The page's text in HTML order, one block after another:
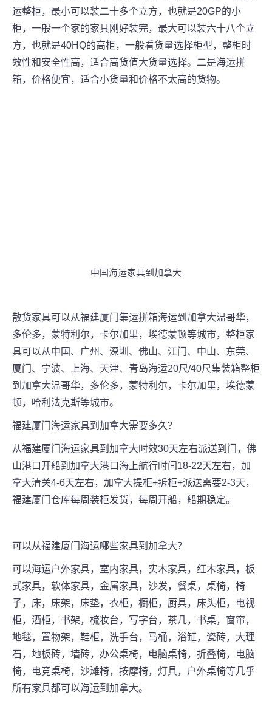
运整柜，最小可以装二十多个立方，也就是20GP的小
柜，一般一个家的家具刚好装完，最大可以装六十八个立
方，也就是40HQ的高柜，一般看货量选择柜型，整柜时
效性和安全性高，适合高货值大货量选择。二是海运拼
箱，价格便宜，适合小货量和价格不太高的货物。
中国海运家具到加拿大
散货家具可以从福建厦门 集运拼箱海运到加拿大温哥华，
多伦多，蒙特利尔，卡尔加里，埃德蒙顿等城市，整柜家
具可以从中国、广州、深圳、佛山、江门、中山、东莞、
厦门、宁波、上海、天津、青岛海运20尺/40尺集装箱整柜
到加拿大温哥华，多伦多，蒙特利尔，卡尔加里，埃德蒙
顿，哈利法克斯等城市。
福建厦门 海运家具到加拿大需要多久？
从福建厦门 海运家具到加拿大时效30天左右派送到门， 佛
山港口开船到加拿大港口海上航行时间18-22天左右，加
拿大清关4-6天左右，加拿大提柜+拆柜+派送需要2-3天，
福建厦门 仓库每周装柜发货，每周开船，船期稳定。
可以从福建厦门 海运哪些家具到加拿大？
可以海运户外家具，室内家具，实木家具，红木家具，板
式家具，软体家具，金属家具，沙发，餐桌，桌椅，椅
子，床，床架，床垫，衣柜，橱柜，厨具，床头柜，电视
柜，酒柜，书架，梳妆台，写字台，茶几，书桌，窗帘，
地毯，置物架，鞋柜，洗手台，马桶，浴缸，瓷砖，大理
石，地板砖，墙砖，办公桌椅，电脑桌椅，折叠椅，电脑
椅，电竞桌椅，沙滩椅，按摩椅，灯具，户外桌椅等几乎
所有家具都可以海运到加拿大。